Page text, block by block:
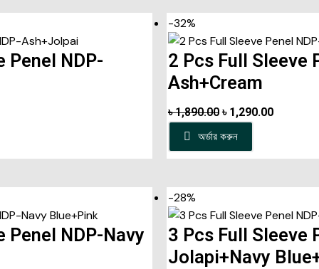
Penel NDP-
-32%
2 Pcs Full Sleeve
Ash+Cream
৳1,890.00 ৳ 1,290.00
অর্ডার করুন
Penel NDP-Navy
-28%
3 Pcs Full Sleeve
Jolapi+Navy